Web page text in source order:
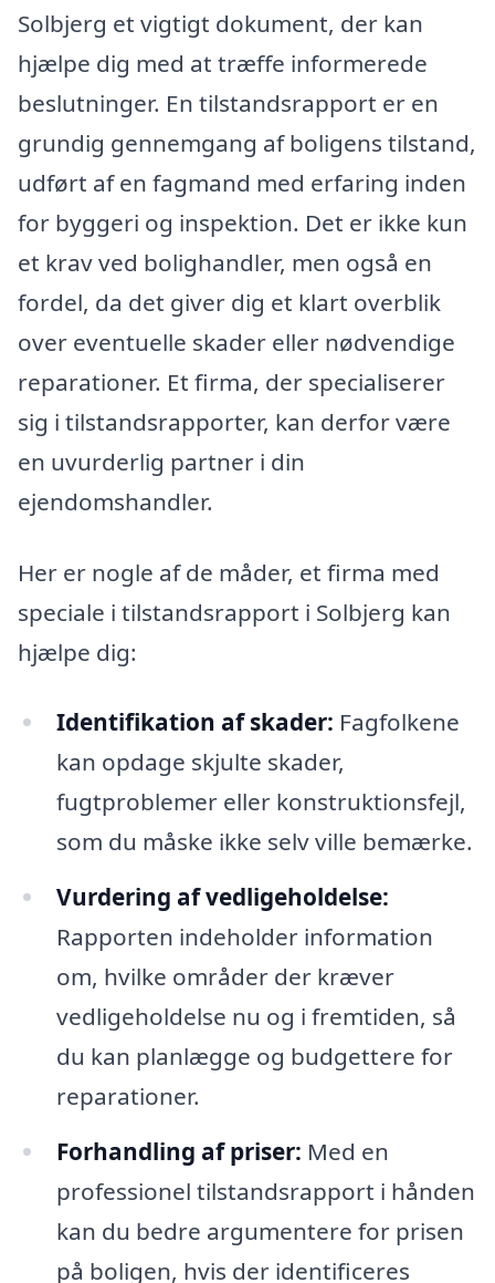
Solbjerg et vigtigt dokument, der kan
hjælpe dig med at træffe informerede
beslutninger. En tilstandsrapport er en
grundig gennemgang af boligens tilstand,
udført af en fagmand med erfaring inden
for byggeri og inspektion. Det er ikke kun
et krav ved bolighandler, men også en
fordel, da det giver dig et klart overblik
over eventuelle skader eller nødvendige
reparationer. Et firma, der specialiserer
sig i tilstandsrapporter, kan derfor være
en uvurderlig partner i din
ejendomshandler.
Her er nogle af de måder, et firma med
speciale i tilstandsrapport i Solbjerg kan
hjælpe dig:
Identifikation af skader: Fagfolkene
kan opdage skjulte skader,
fugtproblemer eller konstruktionsfejl,
som du måske ikke selv ville bemærke.
Vurdering af vedligeholdelse:
Rapporten indeholder information
om, hvilke områder der kræver
vedligeholdelse nu og i fremtiden, så
du kan planlægge og budgettere for
reparationer.
Forhandling af priser: Med en
professionel tilstandsrapport i hånden
kan du bedre argumentere for prisen
på boligen, hvis der identificeres